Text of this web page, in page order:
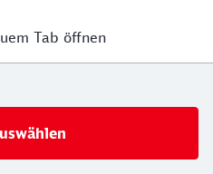
Tab öffnen